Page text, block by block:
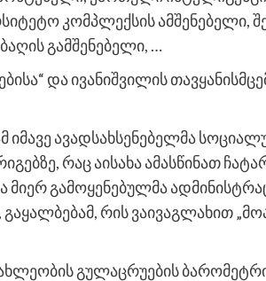
კომპლექსის ამშენებელი,
გამშენებელი, …
და ივანიშვილის
ავადსახსენებელმა
რაც აისახა ამასწინათ
გამოყენებულმა
რის ვაივაგლახით
გულაცრუების